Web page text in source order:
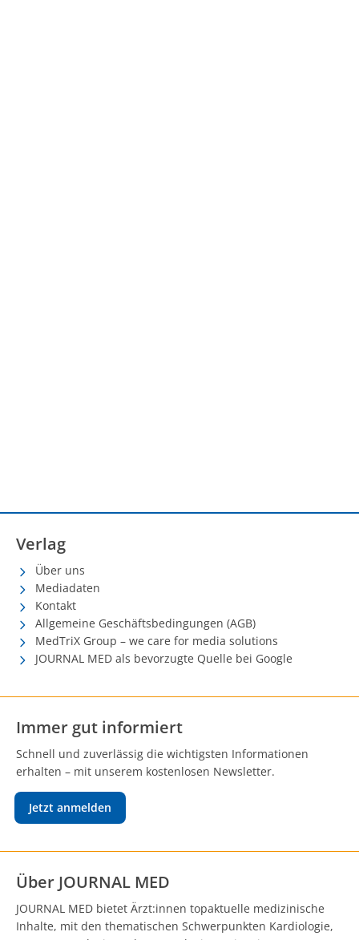
Verlag
Über uns
Mediadaten
Kontakt
Allgemeine Geschäftsbedingungen (AGB)
MedTriX Group – we care for media solutions
JOURNAL MED als bevorzugte Quelle bei Google
Immer gut informiert
Schnell und zuverlässig die wichtigsten Informationen
erhalten – mit unserem kostenlosen Newsletter.
Jetzt anmelden
Über JOURNAL MED
JOURNAL MED bietet Ärzt:innen topaktuelle medizinische
Inhalte, mit den thematischen Schwerpunkten Kardiologie,